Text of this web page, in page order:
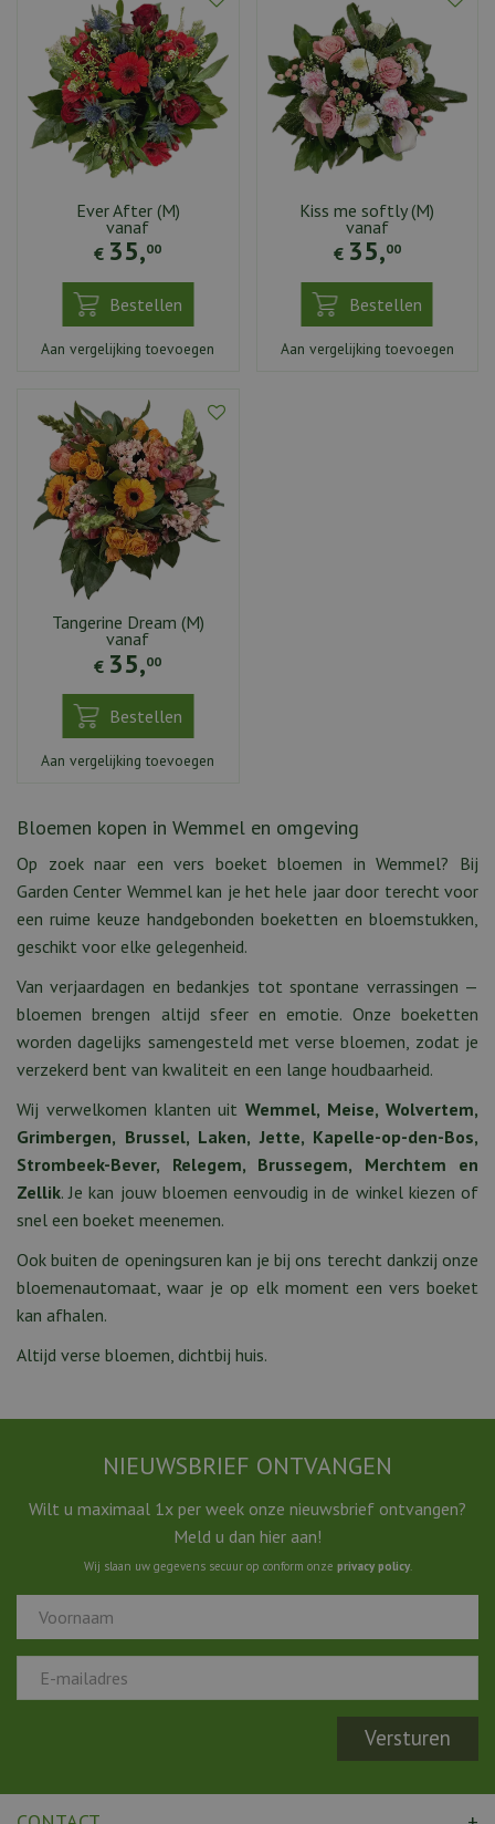
Ever After (M)
vanaf
€ 35,00
Bestellen
Aan vergelijking toevoegen
Kiss me softly (M)
vanaf
€ 35,00
Bestellen
Aan vergelijking toevoegen
Tangerine Dream (M)
vanaf
€ 35,00
Bestellen
Aan vergelijking toevoegen
Bloemen kopen in Wemmel en omgeving
Op zoek naar een vers boeket bloemen in Wemmel? Bij
Garden Center Wemmel kan je het hele jaar door terecht voor
een ruime keuze handgebonden boeketten en bloemstukken,
geschikt voor elke gelegenheid.
Van verjaardagen en bedankjes tot spontane verrassingen —
bloemen brengen altijd sfeer en emotie. Onze boeketten
worden dagelijks samengesteld met verse bloemen, zodat je
verzekerd bent van kwaliteit en een lange houdbaarheid.
Wij verwelkomen klanten uitWemmel, Meise, Wolvertem,
Grimbergen, Brussel, Laken, Jette, Kapelle-op-den-Bos,
Strombeek-Bever, Relegem, Brussegem, Merchtem en
Zellik. Je kan jouw bloemen eenvoudig in de winkel kiezen of
snel een boeket meenemen.
Ook buiten de openingsuren kan je bij ons terecht dankzij onze
bloemenautomaat, waar je op elk moment een vers boeket
kan afhalen.
Altijd verse bloemen, dichtbij huis.
NIEUWSBRIEF ONTVANGEN
Wilt u maximaal 1x per week onze nieuwsbrief ontvangen?
Meld u dan hier aan!
Wij slaan uw gegevens secuur op conform onze privacy policy.